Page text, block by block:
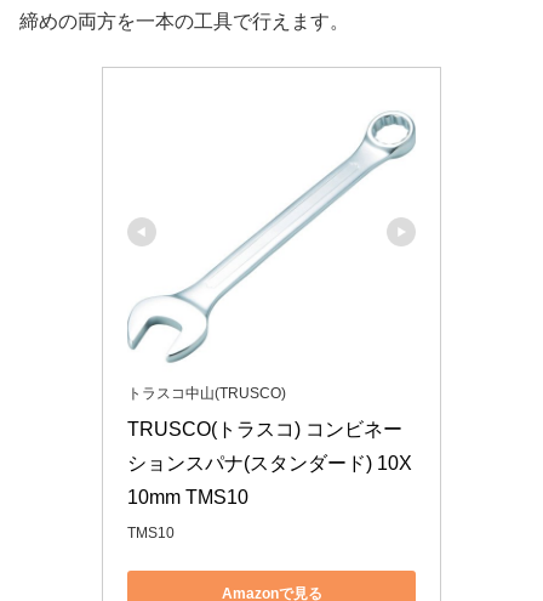
締めの両方を一本の工具で行えます。
トラスコ中山(TRUSCO)
TRUSCO(トラスコ) コンビネー
ションスパナ(スタンダード) 10X
10mm TMS10
TMS10
Amazonで見る